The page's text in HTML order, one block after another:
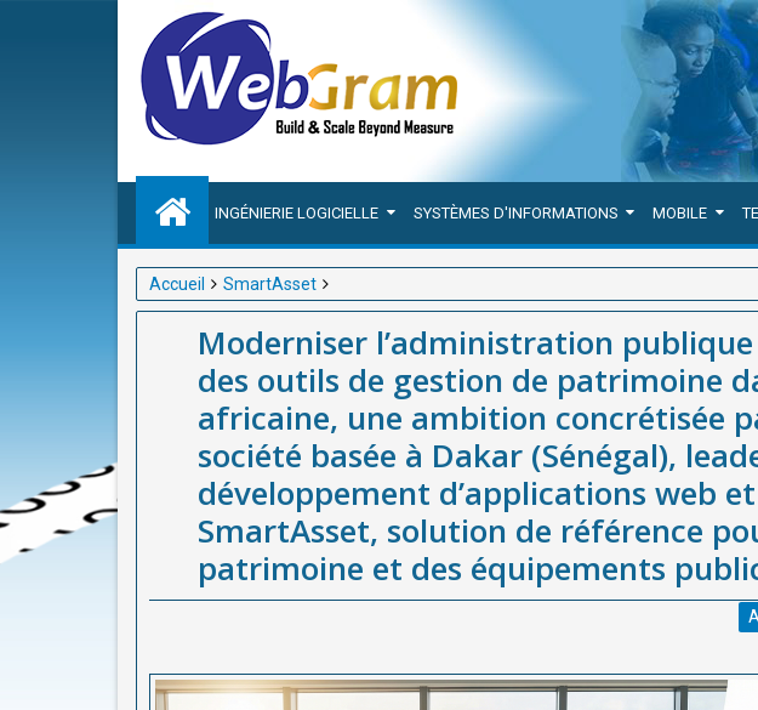
INGÉNIERIE LOGICIELLE SYSTÈMES D'INFORMATIONS MOBILE
Accueil
SmartAsset
Moderniser l’administration publique : le rôle stratégique des outils de gestion
une ambition concrétisée par WEBGRAM, société basée à Dakar (Sénégal),
et mobiles, à travers SmartAsset, solution de référence pour la gestion du
Afrique.
Moderniser l’administration
des outils de gestion de patrimoine
africaine, une ambition concrétisée
société basée à Dakar (Sénégal),
développement d’applications web
SmartAsset, solution de référence
patrimoine et des équipements
A